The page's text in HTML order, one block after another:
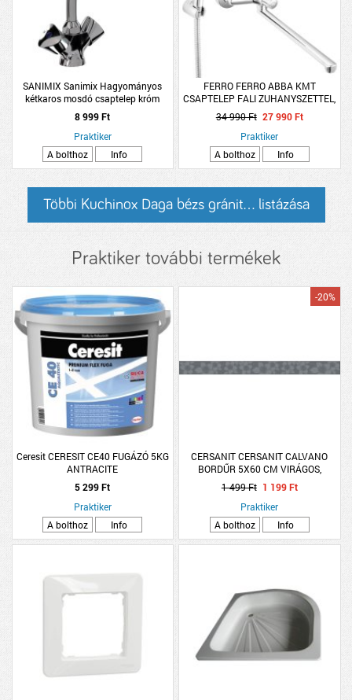
SANIMIX Sanimix Hagyományos
kétkaros mosdó csaptelep króm
színű
8 999 Ft
Praktiker
A bolthoz
Info
FERRO FERRO ABBA KMT
CSAPTELEP FALI ZUHANYSZETTEL,
HOSSZÚ KIFOLYÓ
34 990 Ft 27 990 Ft
Praktiker
A bolthoz
Info
Többi Kuchinox Daga bézs gránit... listázása
Praktiker további termékek
Ceresit CERESIT CE40 FUGÁZÓ 5KG
ANTRACITE
5 299 Ft
Praktiker
A bolthoz
Info
CERSANIT CERSANIT CALVANO
BORDŰR 5X60 CM VIRÁGOS,
SZÜRKE, FÉNYES
-20%
1 499 Ft 1 199 Ft
Praktiker
A bolthoz
Info